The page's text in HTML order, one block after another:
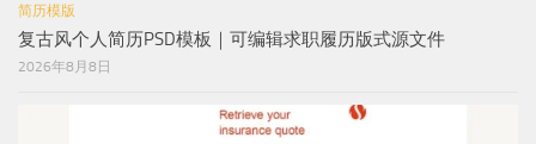
简历模版
复古风个人简历PSD模板｜可编辑求职履历版式源文件
2026年8月8日